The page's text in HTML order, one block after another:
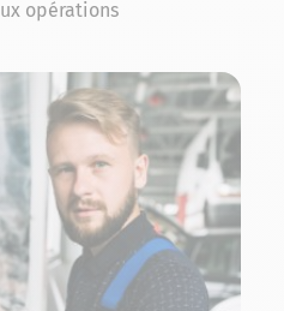
opérations